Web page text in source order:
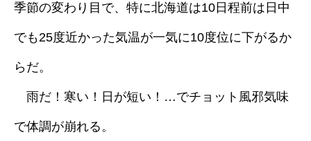
お問い合わせ
採用情報
ブログ
季節の変わり目で、特に北海道は10日程前は日中
でも25度近かった気温が一気に10度位に下がるか
らだ。
雨だ！寒い！日が短い！…でチョット風邪気味
で体調が崩れる。